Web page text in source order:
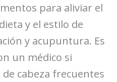
para aliviar el
y el estilo de
y acupuntura. Es
un médico si
cabeza frecuentes